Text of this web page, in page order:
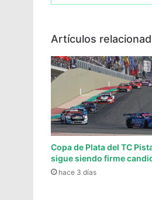
Artículos
Copa de Plata del TC
sigue siendo firme
hace 3 días